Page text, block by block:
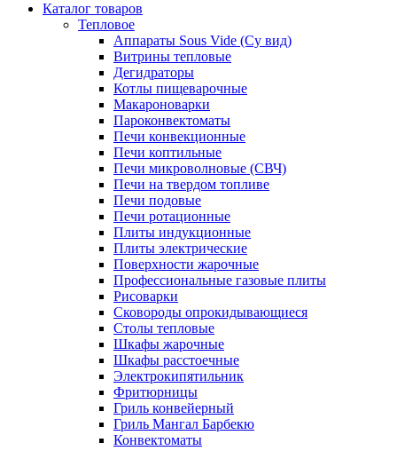
Каталог товаров
Тепловое
Аппараты Sous Vide (Су вид)
Витрины тепловые
Дегидраторы
Котлы пищеварочные
Макароноварки
Пароконвектоматы
Печи конвекционные
Печи коптильные
Печи микроволновые (СВЧ)
Печи на твердом топливе
Печи подовые
Печи ротационные
Плиты индукционные
Плиты электрические
Поверхности жарочные
Профессиональные газовые плиты
Рисоварки
Сковороды опрокидывающиеся
Столы тепловые
Шкафы жарочные
Шкафы расстоечные
Электрокипятильник
Фритюрницы
Гриль конвейерный
Гриль Мангал Барбекю
Конвектоматы